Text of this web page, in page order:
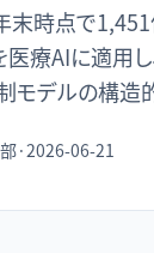
末時点で
療AIに適用
モデルの構
·2026-06-21